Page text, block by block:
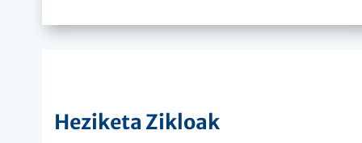
Heziketa Zikloak